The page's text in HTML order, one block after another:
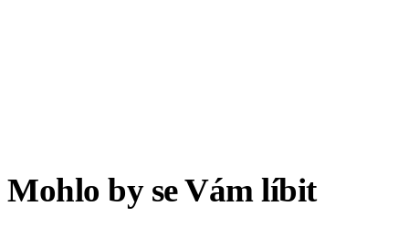
Mohlo by se Vám líbit